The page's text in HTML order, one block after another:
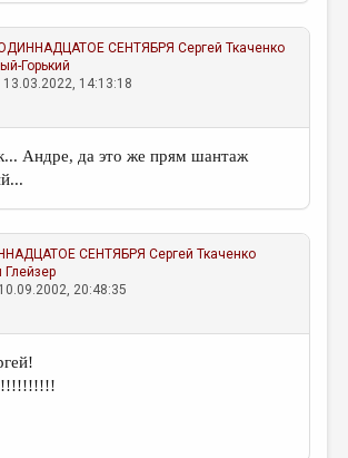
ОДИННАДЦАТОЕ СЕНТЯБРЯ Сергей Ткаченко
Горький
14:13:18
Андре, да это же прям шантаж
СЕНТЯБРЯ Сергей Ткаченко
Глейзер
20:48:35